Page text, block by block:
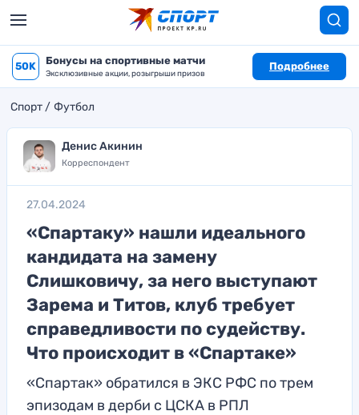
50K Бонусы на спортивные матчи
Эксклюзивные акции, розыгрыши призов
Подробнее
Спорт Футбол
Денис Акинин
Корреспондент
27.04.2024
«Спартаку» нашли идеального
кандидата на замену
Слишковичу, за него выступают
Зарема и Титов, клуб требует
справедливости по судейству.
Что происходит в «Спартаке»
«Спартак» обратился в ЭКС РФС по трем
эпизодам в дерби с ЦСКА в РПЛ